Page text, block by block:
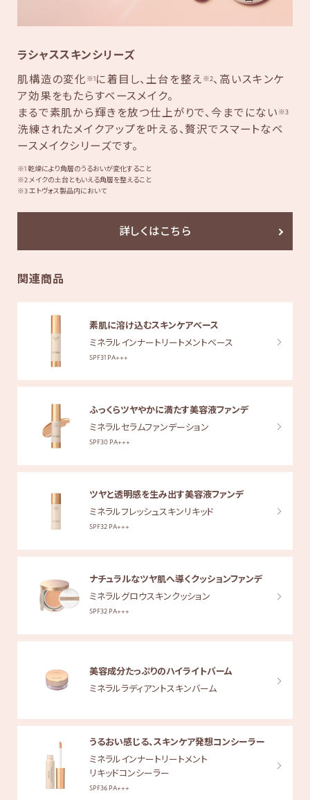
ラシャススキンシリーズ
肌構造の変化 ※1に着目し、土台を整え ※2、高いスキンケ
ア効果をもたらすベースメイク。
まるで素肌から輝きを放つ仕上がりで、今までにない ※3
洗練されたメイクアップを叶える、贅沢でスマートなベ
ースメイクシリーズです。
※1 乾燥により角層のうるおいが変化すること
※2 メイクの土台ともいえる角層を整えること
※3 エトヴォス製品内において
詳しくはこちら
関連商品
素肌に溶け込むスキンケアべース
ミネラルインナートリートメントベース
SPF31 PA+++
ふっくらツヤやかに満たす美容液ファンデ
ミネラルセラムファンデーション
SPF30 PA+++
ツヤと透明感を生み出す美容液ファンデ
ミネラルフレッシュスキンリキッド
SPF32 PA+++
ナチュラルなツヤ肌へ導くクッションファンデ
ミネラルグロウスキンクッション
SPF32 PA+++
美容成分たっぷりのハイライトバーム
ミネラルラディアントスキンバーム
うるおい感じる、スキンケア発想コンシーラー
ミネラルインナートリートメント
リキッドコンシーラー
SPF36 PA+++